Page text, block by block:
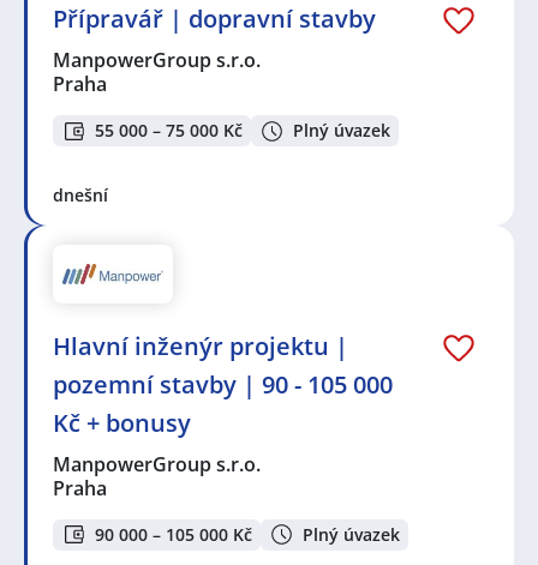
Přípravář | dopravní stavby
ManpowerGroup s.r.o.
Praha
55 000 – 75 000 Kč Plný úvazek
dnešní
Hlavní inženýr projektu |
pozemní stavby | 90 - 105 000
Kč + bonusy
ManpowerGroup s.r.o.
Praha
90 000 – 105 000 Kč Plný úvazek